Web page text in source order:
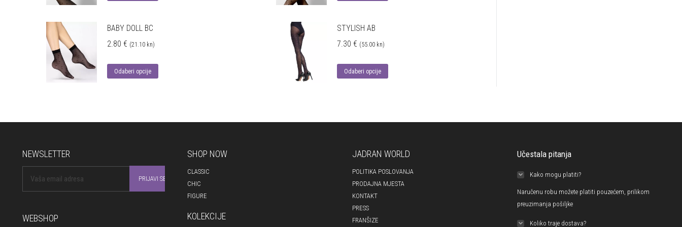
BABY DOLL BC
2.80 € (21.10 kn)
Odaberi opcije
STYLISH AB
7.30€ (55.00 kn)
Odaberi opcije
NEWSLETTER
WEBSHOP
SHOP NOW
CLASSIC
CHIC
FIGURE
KOLEKCIJE
JADRAN WORLD
POLITIKA POSLOVANJA
PRODAJNA MJESTA
KONTAKT
PRESS
FRANŠIZE
Učestala pitanja
Kako mogu platiti?
Naručenu robu možete platiti pouzećem, prilikom
preuzimanja pošiljke
Koliko traje dostava?